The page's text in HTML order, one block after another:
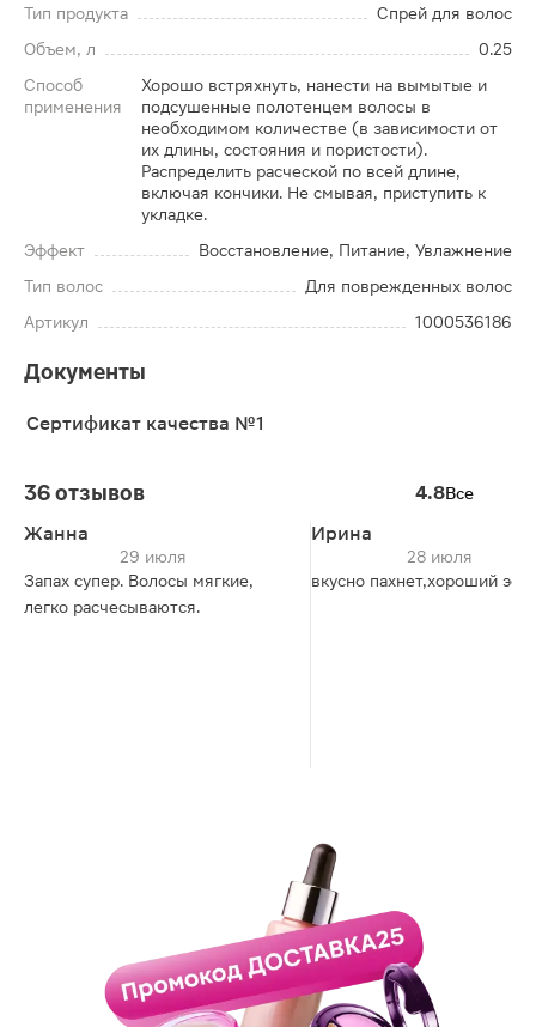
Тип продукта
Спрей для волос
Объем, л
0.25
Способ
применения
Хорошо встряхнуть, нанести на вымытые и
подсушенные полотенцем волосы в
необходимом количестве (в зависимости от
их длины, состояния и пористости).
Распределить расческой по всей длине,
включая кончики. Не смывая, приступить к
укладке.
Эффект
Восстановление, Питание, Увлажнение
Тип волос
Для поврежденных волос
Артикул
1000536186
Документы
Сертификат качества №1
36 отзывов 4.8Все
Жанна
29 июля
Запах супер. Волосы мягкие,
легко расчесываются.
Ирина
28 июля
вкусно пахнет,хороший